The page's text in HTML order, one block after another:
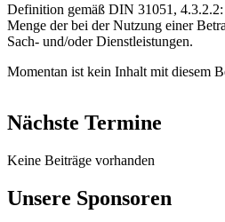
Definition gemäß DIN 31051,
Menge der bei der Nutzung einer
Sach- und/oder Dienstleistungen.
Momentan ist kein Inhalt mit diesem
Nächste Termine
Keine Beiträge vorhanden
Unsere Sponsoren